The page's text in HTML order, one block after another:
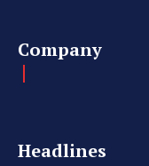
Company
Headlines